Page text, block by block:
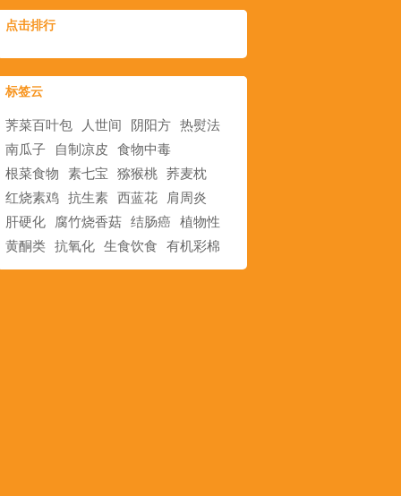
点击排行
标签云
荠菜百叶包 人世间 阴阳方 热熨法
南瓜子
自制凉皮
食物中毒
根菜食物
素七宝 猕猴桃 荞麦枕
红烧素鸡 抗生素 西蓝花
肩周炎
肝硬化
腐竹烧香菇 结肠癌 植物性
黄酮类 抗氧化 生食饮食 有机彩棉